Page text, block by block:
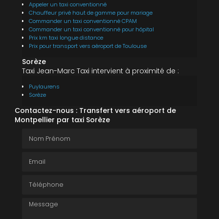
Appeler un taxi conventionné
Chauffeur privé haut de gamme pour mariage
Commander un taxi conventionné CPAM
Commander un taxi conventionné pour hôpital
Prix km taxi longue distance
Prix pour transport vers aéroport de Toulouse
Sorèze
Taxi Jean-Marc Taxi intervient à proximité de :
Puylaurens
Sorèze
Contactez-nous : Transfert vers aéroport de
Montpellier par taxi Sorèze
Message